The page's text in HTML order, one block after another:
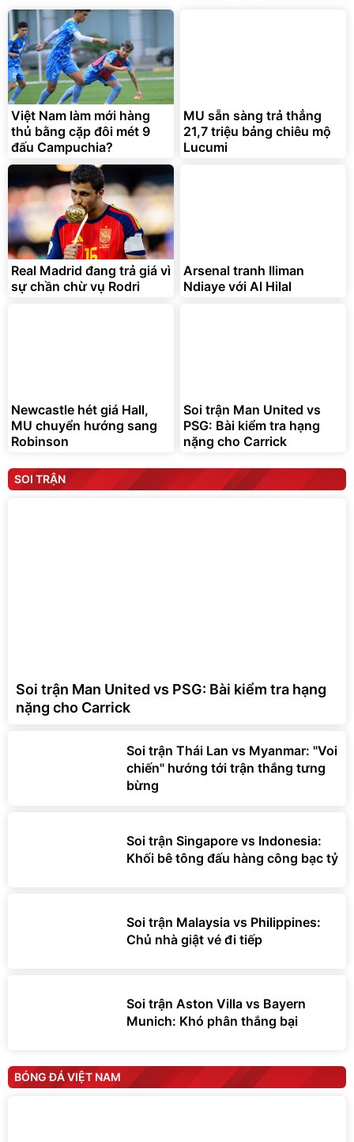
Việt Nam làm mới hàng
thủ bằng cặp đôi mét 9
đấu Campuchia?
MU sẵn sàng trả thẳng
21,7 triệu bảng chiêu mộ
Lucumi
Real Madrid đang trả giá vì
sự chần chừ vụ Rodri
Arsenal tranh Iliman
Ndiaye với Al Hilal
Newcastle hét giá Hall,
MU chuyển hướng sang
Robinson
Soi trận Man United vs
PSG: Bài kiểm tra hạng
nặng cho Carrick
SOI TRẬN
Soi trận Man United vs PSG: Bài kiểm tra hạng
nặng cho Carrick
Soi trận Thái Lan vs Myanmar: "Voi
chiến" hướng tới trận thắng tưng
bừng
Soi trận Singapore vs Indonesia:
Khối bê tông đấu hàng công bạc tỷ
Soi trận Malaysia vs Philippines:
Chủ nhà giật vé đi tiếp
Soi trận Aston Villa vs Bayern
Munich: Khó phân thắng bại
BÓNG ĐÁ VIỆT NAM